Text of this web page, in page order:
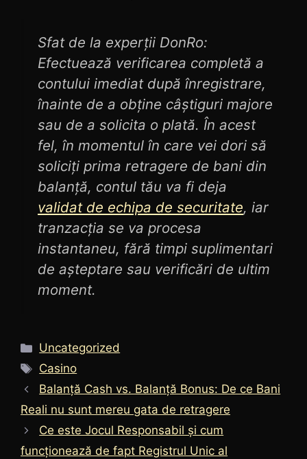
Sfat de la experții DonRo:
Efectuează verificarea completă a
contului imediat după înregistrare,
înainte de a obține câștiguri majore
sau de a solicita o plată. În acest
fel, în momentul în care vei dori să
soliciți prima retragere de bani din
balanță, contul tău va fi deja
validat de echipa de securitate, iar
tranzacția se va procesa
instantaneu, fără timpi suplimentari
de așteptare sau verificări de ultim
moment.
Categorii
Uncategorized
Etichete
Casino
Balanță Cash vs. Balanță Bonus: De ce Bani
Reali nu sunt mereu gata de retragere
Ce este Jocul Responsabil și cum
funcționează de fapt Registrul Unic al